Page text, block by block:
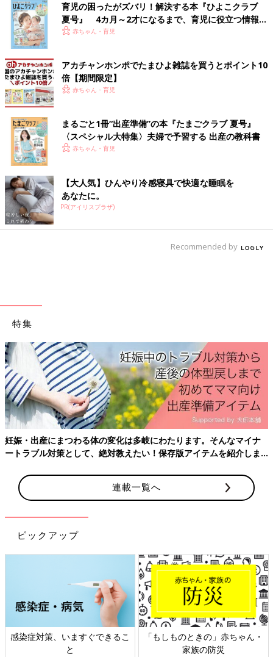
腸腰筋ストレッチ【1】
写真：高橋かなこ
（2）後ろの脚を可能な限り後ろにずらす。（足の甲は寝かせ
手に体重がかからないようにする。
前脚のひざがかかとより前に出ないように注意する。
（4）息を吐きながら、少し重心を下げる。
（5）股関節の伸びを感じながら30秒キープする。
前のひざがかかとより前に出ると、つま先に体重が乗ってしま
い、前ももに負担がかかりやすくなるので注意しましょう。
腸腰筋ストレッチ【2】
（1）ひざ立ちになって、両手は腰にあてる。
（2）両足を肩幅に開く。
育児の困ったがズバリ！解決する本『ひよこクラブ
夏号』 4カ月～2才になるまで、育児に役立つ情報が
いっぱい！
赤ちゃん・育児
アカチャンホンポでたまひよ雑誌を買うとポイント10
倍【期間限定】
赤ちゃん・育児
まるごと1冊“出産準備”の本『たまごクラブ 夏号』
〈スペシャル大特集〉夫婦で予習する 出産の教科書
赤ちゃん・育児
【大人気】ひんやり冷感寝具で快適な睡眠を
あなたに。
PR(アイリスプラザ)
Recommended by
特集
妊娠・出産にまつわる体の変化は多岐にわたります。そんなマイナ
ートラブル対策として、絶対教えたい！保存版アイテムを紹介しま
連載一覧へ
ピックアップ
感染症対策、いますぐできるこ
と
「もしものときの」赤ちゃん・
家族の防災